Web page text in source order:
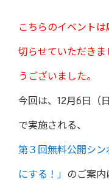
こちらのイベント
切らせていただき
うございました。
今回は、12月6日（
で実施される、
第３回無料公開シ
にする！」 のご案内